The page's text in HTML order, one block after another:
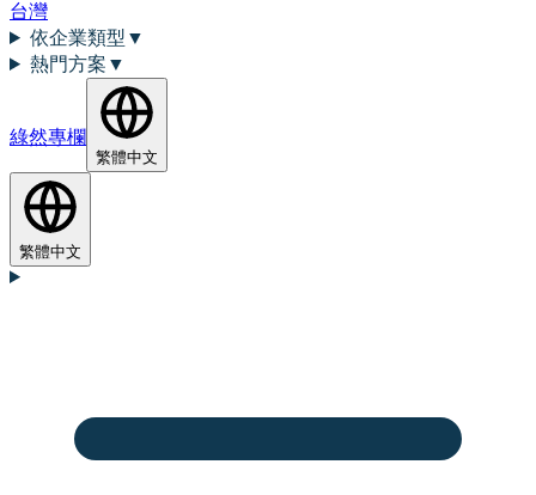
台灣
依企業類型 ▼
熱門方案 ▼
綠然專欄
繁體中文
繁體中文